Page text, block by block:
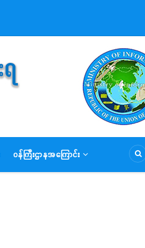
ဝန်ကြီးဌာနအကြောင်း